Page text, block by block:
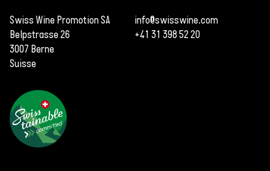
Swiss Wine Promotion SA
Belpstrasse 26
3007 Berne
Suisse
info@swisswine.com
+41 31 398 52 20